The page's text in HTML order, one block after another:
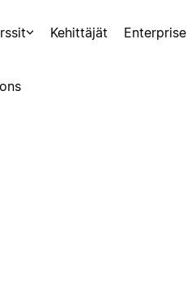
Kehittäjät Enterprise